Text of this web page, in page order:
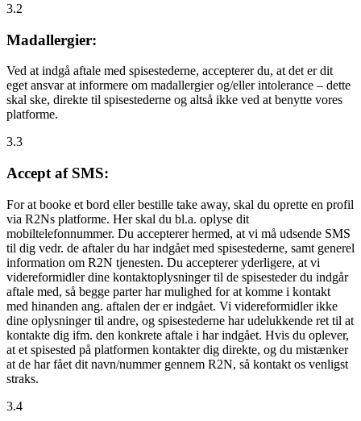
3.2
Madallergier:
Ved at indgå aftale med spisestederne, accepterer du, at det er dit
eget ansvar at informere om madallergier og/eller intolerance – dette
skal ske, direkte til spisestederne og altså ikke ved at benytte vores
platforme.
3.3
Accept af SMS:
For at booke et bord eller bestille take away, skal du oprette en profil
via R2Ns platforme. Her skal du bl.a. oplyse dit
mobiltelefonnummer. Du accepterer hermed, at vi må udsende SMS
til dig vedr. de aftaler du har indgået med spisestederne, samt generel
information om R2N tjenesten. Du accepterer yderligere, at vi
videreformidler dine kontaktoplysninger til de spisesteder du indgår
aftale med, så begge parter har mulighed for at komme i kontakt
med hinanden ang. aftalen der er indgået. Vi videreformidler ikke
dine oplysninger til andre, og spisestederne har udelukkende ret til at
kontakte dig ifm. den konkrete aftale i har indgået. Hvis du oplever,
at et spisested på platformen kontakter dig direkte, og du mistænker
at de har fået dit navn/nummer gennem R2N, så kontakt os venligst
straks.
3.4